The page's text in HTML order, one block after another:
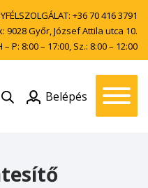
+36 70 416 3791
9028 Győr, József Attila utca 10.
P: 8:00 – 17:00, Sz.: 8:00 – 12:00
Belépés